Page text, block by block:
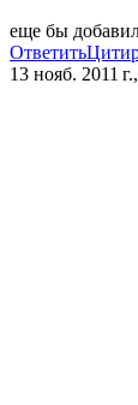
еще бы
Ответить
13 нояб. 2011